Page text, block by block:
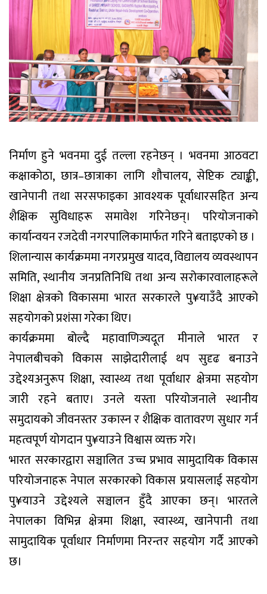
निर्माण हुने भवनमा दुई तल्ला रहनेछन् । भवनमा आठवटा
कक्षाकोठा, छात्र–छात्राका लागि शौचालय, सेप्टिक ट्याङ्की,
खानेपानी तथा सरसफाइका आवश्यक पूर्वाधारसहित अन्य
शैक्षिक सुविधाहरू समावेश गरिनेछन्। परियोजनाको
कार्यान्वयन रजदेवी नगरपालिकामार्फत गरिने बताइएको छ ।
शिलान्यास कार्यक्रममा नगरप्रमुख यादव, विद्यालय व्यवस्थापन
समिति, स्थानीय जनप्रतिनिधि तथा अन्य सरोकारवालाहरूले
शिक्षा क्षेत्रको विकासमा भारत सरकारले पु¥याउँदै आएको
सहयोगको प्रशंसा गरेका थिए।
कार्यक्रममा बोल्दै महावाणिज्यदूत मीनाले भारत र
नेपालबीचको विकास साझेदारीलाई थप सुदृढ बनाउने
उद्देश्यअनुरूप शिक्षा, स्वास्थ्य तथा पूर्वाधार क्षेत्रमा सहयोग
जारी रहने बताए। उनले यस्ता परियोजनाले स्थानीय
समुदायको जीवनस्तर उकास्न र शैक्षिक वातावरण सुधार गर्न
महत्वपूर्ण योगदान पु¥याउने विश्वास व्यक्त गरे।
भारत सरकारद्वारा सञ्चालित उच्च प्रभाव सामुदायिक विकास
परियोजनाहरू नेपाल सरकारको विकास प्रयासलाई सहयोग
पु¥याउने उद्देश्यले सञ्चालन हुँदै आएका छन्। भारतले
नेपालका विभिन्न क्षेत्रमा शिक्षा, स्वास्थ्य, खानेपानी तथा
सामुदायिक पूर्वाधार निर्माणमा निरन्तर सहयोग गर्दै आएको
छ।